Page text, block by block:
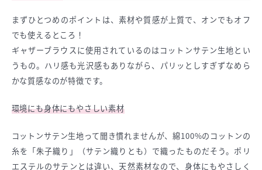
まずひとつめのポイントは、素材や質感が上質で、オンでもオフ
でも使えるところ！
ギャザーブラウスに使用されているのはコットンサテン生地とい
うもの。ハリ感も光沢感もありながら、パリッとしすぎずなめら
かな質感なのが特徴です。
環境にも身体にもやさしい素材
コットンサテン生地って聞き慣れませんが、綿100%のコットンの
糸を「朱子織り」（サテン織りとも）で織ったものだそう。ポリ
エステルのサテンとは違い、天然素材なので、身体にもやさしく